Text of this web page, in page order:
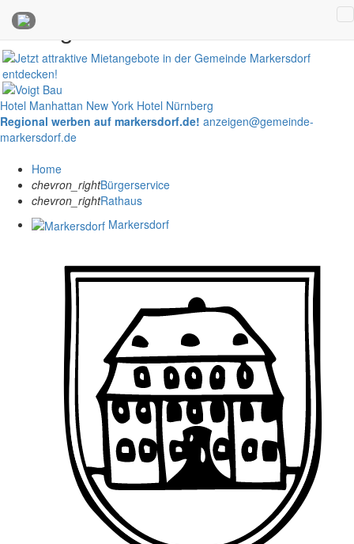
Anzeigen
Hotel Manhattan New York Hotel Nürnberg
Regional werben auf markersdorf.de! anzeigen@gemeinde-
markersdorf.de
Home
chevron_rightBürgerservice
chevron_rightRathaus
Markersdorf